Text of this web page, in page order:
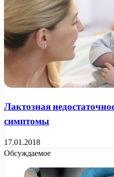
Лактозная
симптомы
17.01.2018
Обсуждаемое